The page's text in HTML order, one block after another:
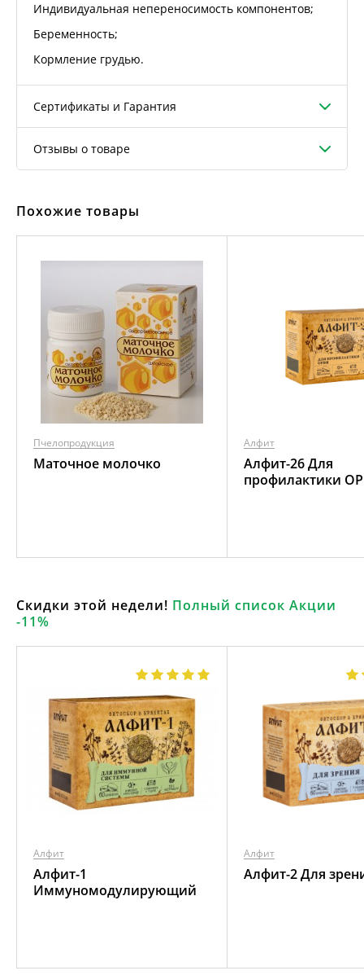
Индивидуальная непереносимость компонентов;
Беременность;
Кормление грудью.
Сертификаты и Гарантия
Отзывы о товаре
Похожие товары
Пчелопродукция
Маточное молочко
Алфит
Алфит-26 Для
профилактики
Скидки этой недели! Полный список Акции
-11%
Алфит
Алфит-1
Иммуномодулирующий
Алфит
Алфит-2 Для